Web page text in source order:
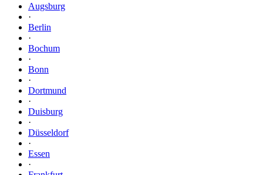
Augsburg
·
Berlin
·
Bochum
·
Bonn
·
Dortmund
·
Duisburg
·
Düsseldorf
·
Essen
·